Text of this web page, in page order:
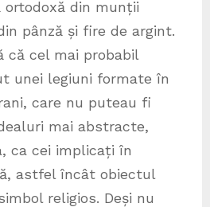
ortodoxă din munții
pânză și fire de argint.
că cel mai probabil
unei legiuni formate în
care nu puteau fi
mai abstracte,
ca cei implicați în
astfel încât obiectul
religios. Deși nu